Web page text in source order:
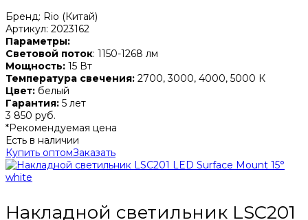
Бренд: Rio (Китай)
Артикул: 2023162
Параметры:
Световой поток: 1150-1268 лм
Мощность: 15 Вт
Температура свечения: 2700, 3000, 4000, 5000 К
Цвет: белый
Гарантия: 5 лет
3 850 руб.
*Рекомендуемая цена
Есть в наличии
Купить оптомЗаказать
Накладной светильник LSC201